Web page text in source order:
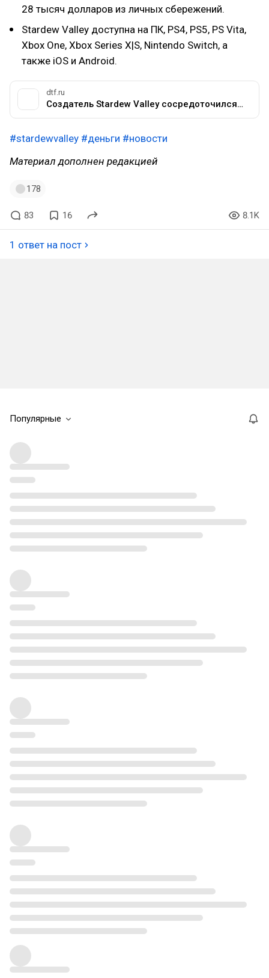
28 тысяч долларов из личных сбережений.
Stardew Valley доступна на ПК, PS4, PS5, PS Vita,
Xbox One, Xbox Series X|S, Nintendo Switch, а
также iOS и Android.
dtf.ru
Создатель Stardew Valley сосредоточился на следующей игре — в ней тоже будет вид сверху и пиксель-арт — Игры на DTF
#stardewvalley #деньги #новости
Материал дополнен редакцией
178
83 16 8.1K
1 ответ на пост
Популярные